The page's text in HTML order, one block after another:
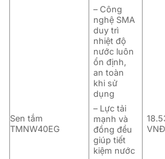
Sen tắm
TMNW40EG
– Công
nghệ SMA
duy trì
nhiệt độ
nước luôn
ổn định,
an toàn
khi sử
dụng
– Lực tải
mạnh và
đồng đều
giúp tiết
kiệm nước
VNĐ